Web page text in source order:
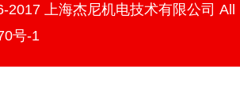
2017 上海杰尼机电技术有限公司 All
号-1